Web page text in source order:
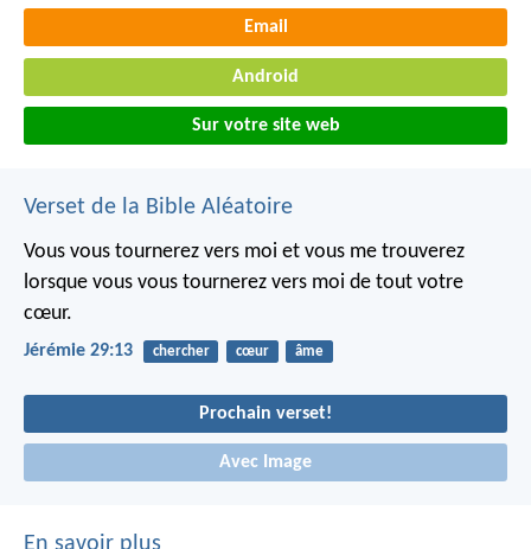
Email
Android
Sur votre site web
Verset de la Bible Aléatoire
Vous vous tournerez vers moi et vous me trouverez
lorsque vous vous tournerez vers moi de tout votre
cœur.
Jérémie 29:13 chercher cœur âme
Prochain verset!
Avec Image